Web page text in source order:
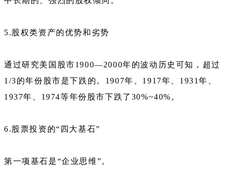
5.股权类资产的优势和劣势
通过研究美国股市1900—2000年的波动历史可知，超过
1/3的年份股市是下跌的。1907年、1917年、1931年、
1937年、1974等年份股市下跌了30%~40%。
6.股票投资的“四大基石”
第一项基石是“企业思维”。